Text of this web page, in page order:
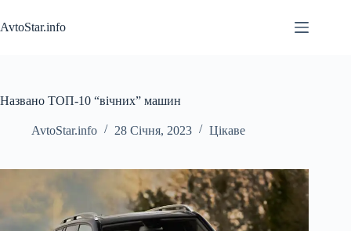
до
вмісту
AvtoStar.info
Названо ТОП-10 “вічних” машин
AvtoStar.info 28 Січня, 2023 Цікаве